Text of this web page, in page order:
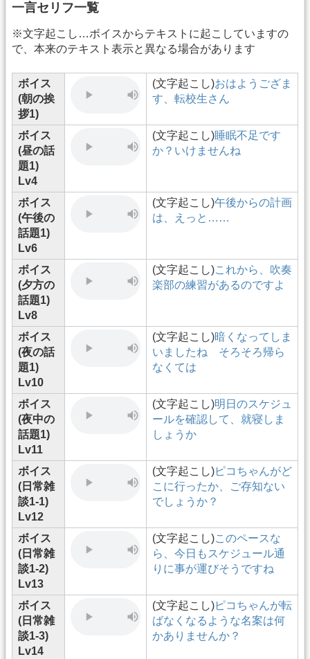
一言セリフ一覧
※文字起こし…ボイスからテキストに起こしていますの
で、本来のテキスト表示と異なる場合があります
ボイス
(朝の挨
拶1)
(文字起こし)おはようござま
す、転校生さん
ボイス
(昼の話
題1)
Lv4
(文字起こし)睡眠不足です
か？いけませんね
ボイス
(午後の
話題1)
Lv6
(文字起こし)午後からの計画
は、えっと……
ボイス
(夕方の
話題1)
Lv8
(文字起こし)これから、吹奏
楽部の練習があるのですよ
ボイス
(夜の話
題1)
Lv10
(文字起こし)暗くなってしま
いましたね そろそろ帰ら
なくては
ボイス
(夜中の
話題1)
Lv11
(文字起こし)明日のスケジュ
ールを確認して、就寝しま
しょうか
ボイス
(日常雑
談1-1)
Lv12
(文字起こし)ピコちゃんがど
こに行ったか、ご存知ない
でしょうか？
ボイス
(日常雑
談1-2)
Lv13
(文字起こし)このペースな
ら、今日もスケジュール通
りに事が運びそうですね
ボイス
(日常雑
談1-3)
Lv14
(文字起こし)ピコちゃんが転
ばなくなるような名案は何
かありませんか？